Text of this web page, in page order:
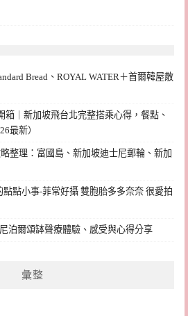
Bread、ROYAL WATER＋首爾韓屋散
箱｜新加坡飛台北完整搭乘心得，餐點、
最新）
整理：富國島、新加坡迪士尼郵輪、新加
點點小事-菲常好攝 雙胞胎多多奈奈 很愛拍
泊爾頌缽聲療體驗、感受與心得分享
彙整